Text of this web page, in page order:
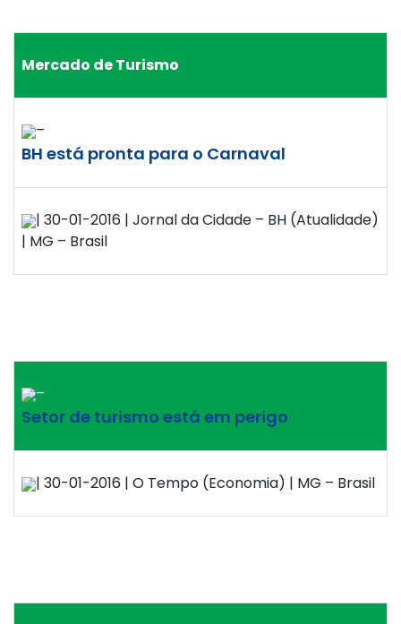
Mercado de Turismo
–
BH está pronta para o Carnaval
| 30-01-2016 | Jornal da Cidade – BH (Atualidade)
| MG – Brasil
–
Setor de turismo está em perigo
| 30-01-2016 | O Tempo (Economia) | MG – Brasil